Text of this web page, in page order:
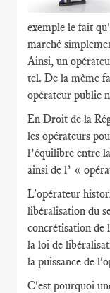
exemple le fait
marché
Ainsi, un
tel. De la même
opérateur public
En Droit de la
les opérateurs
l’équilibre entre
ainsi de l’ «
L'opérateur
libéralisation du
concrétisation de
la loi de
la puissance de
C'est pourquoi